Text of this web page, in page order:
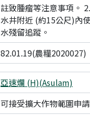
註致腫瘤等注意事項。
水井附近 (約15公尺)內
水殘留追蹤。
82.01.19(農糧2020027)
亞速爛 (H)(Asulam)
可接受擴大作物範圍申請